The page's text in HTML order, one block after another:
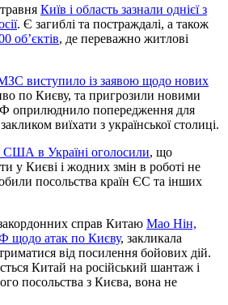
Київ і область зазнали однієї з
. Є загиблі та постраждалі, а також
обʼєктів, де переважно житлові
виступило із заявою щодо нових
по Києву, та пригрозили новими
оприлюднило попередження для
виїхати з української столиці.
США в Україні оголосили, що
у Києві і жодних змін в роботі не
посольства країн ЄС та інших
справ Китаю Мао Нін,
щодо атак по Києву, закликала
від посилення бойових дій.
Китай на російський шантаж і
посольства з Києва, вона не